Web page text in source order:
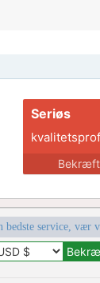
Seriøs
service, vær